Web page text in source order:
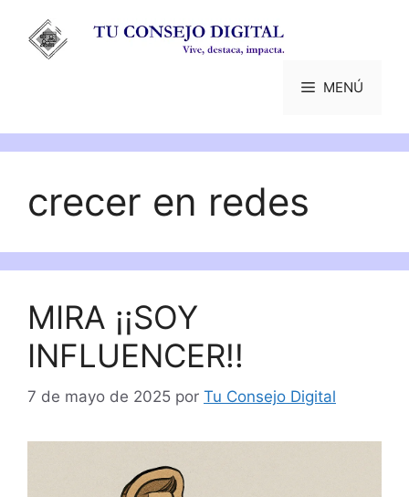
contenido
MENÚ
crecer en redes
MIRA ¡¡SOY
INFLUENCER!!
7 de mayo de 2025 por Tu Consejo Digital